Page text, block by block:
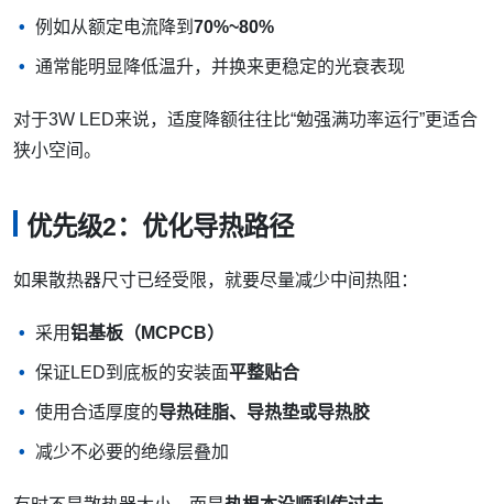
例如从额定电流降到 70%~80%
通常能明显降低温升，并换来更稳定的光衰表现
对于3W LED来说，适度降额往往比“勉强满功率运行”更适合
狭小空间。
优先级2：优化导热路径
如果散热器尺寸已经受限，就要尽量减少中间热阻：
采用铝基板（MCPCB）
保证LED到底板的安装面平整贴合
使用合适厚度的导热硅脂、导热垫或导热胶
减少不必要的绝缘层叠加